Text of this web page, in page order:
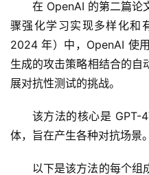
在 OpenAI 的第二篇论
骤强化学习实现多样化和
2024 年）中，OpenAI 使
生成的攻击策略相结合的自
展对抗性测试的挑战。
该方法的核心是 GPT-
体，旨在产生各种对抗场景。
以下是该方法的每个组